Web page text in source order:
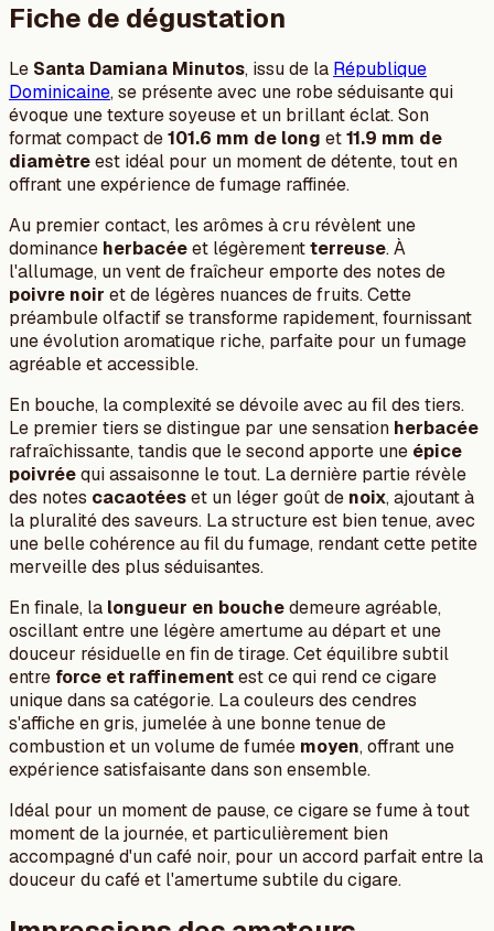
Fiche de dégustation
Le Santa Damiana Minutos, issu de la République
Dominicaine, se présente avec une robe séduisante qui
évoque une texture soyeuse et un brillant éclat. Son
format compact de101.6 mm de long et11.9 mm de
diamètreest idéal pour un moment de détente, tout en
offrant une expérience de fumage raffinée.
Au premier contact, les arômes à cru révèlent une
dominance herbacéeet légèrementterreuse. À
l'allumage, un vent de fraîcheur emporte des notes de
poivre noir et de légères nuances de fruits. Cette
préambule olfactif se transforme rapidement, fournissant
une évolution aromatique riche, parfaite pour un fumage
agréable et accessible.
En bouche, la complexité se dévoile avec au fil des tiers.
Le premier tiers se distingue par une sensation herbacée
rafraîchissante, tandis que le second apporte une épice
poivréequi assaisonne le tout. La dernière partie révèle
des notes cacaotéeset un léger goût de noix, ajoutant à
la pluralité des saveurs. La structure est bien tenue, avec
une belle cohérence au fil du fumage, rendant cette petite
merveille des plus séduisantes.
En finale, la longueur en bouchedemeure agréable,
oscillant entre une légère amertume au départ et une
douceur résiduelle en fin de tirage. Cet équilibre subtil
entre force et raffinementest ce qui rend ce cigare
unique dans sa catégorie. La couleurs des cendres
s'affiche en gris, jumelée à une bonne tenue de
combustion et un volume de fumée moyen, offrant une
expérience satisfaisante dans son ensemble.
Idéal pour un moment de pause, ce cigare se fume à tout
moment de la journée, et particulièrement bien
accompagné d'un café noir, pour un accord parfait entre la
douceur du café et l'amertume subtile du cigare.